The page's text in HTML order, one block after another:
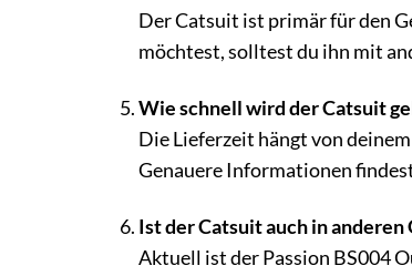
Der Catsuit ist primär für den
möchtest, solltest du ihn mit
Wie schnell wird der Catsuit
Die Lieferzeit hängt von
Genauere Informationen
Ist der Catsuit auch in
Aktuell ist der Passion BS004